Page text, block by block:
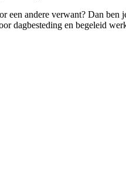
een andere verwant? Dan
dagbesteding en begeleid